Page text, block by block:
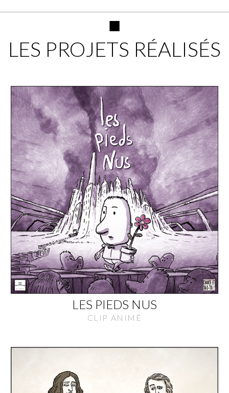
■
LES PROJETS RÉALISÉS
LES PIEDS NUS
CLIP ANIMÉ